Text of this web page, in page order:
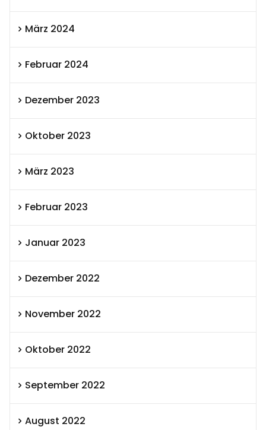
März 2024
Februar 2024
Dezember 2023
Oktober 2023
März 2023
Februar 2023
Januar 2023
Dezember 2022
November 2022
Oktober 2022
September 2022
August 2022